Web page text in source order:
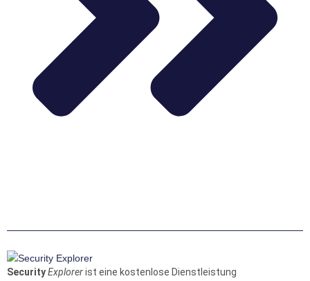
SecurityExplorerist eine kostenlose Dienstleistung